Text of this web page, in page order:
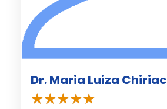
Dr. Maria Luiza Chiriac